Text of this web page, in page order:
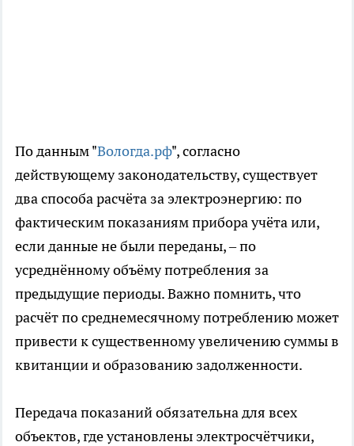
По данным "Вологда.рф", согласно
действующему законодательству, существует
два способа расчёта за электроэнергию: по
фактическим показаниям прибора учёта или,
если данные не были переданы, – по
усреднённому объёму потребления за
предыдущие периоды. Важно помнить, что
расчёт по среднемесячному потреблению может
привести к существенному увеличению суммы в
квитанции и образованию задолженности.
Передача показаний обязательна для всех
объектов, где установлены электросчётчики,